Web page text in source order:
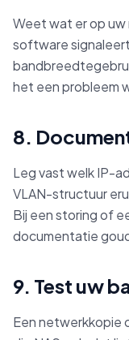
Weet wat er op
software
het een probleem
8.
Leg vast welk IP-
VLAN-structuur
Bij een storing of
documentatie
9. Test uw
Een netwerkkopie